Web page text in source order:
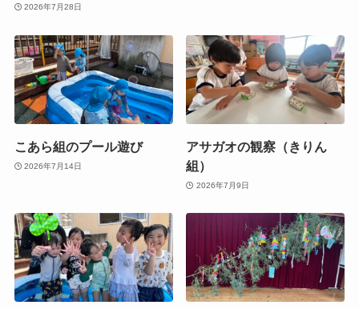
2026年7月28日
こあら組のプール遊び
2026年7月14日
アサガオの観察（きりん
組）
2026年7月9日